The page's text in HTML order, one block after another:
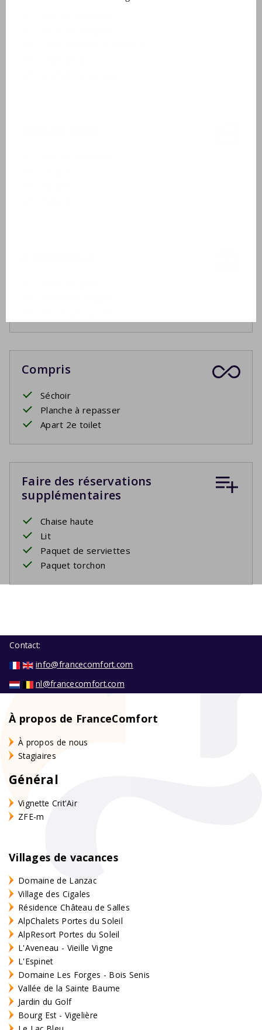
Compris
Séchoir
Planche à repasser
Apart 2e toilet
Faire des réservations
supplémentaires
Chaise haute
Lit
Paquet de serviettes
Paquet torchon
Contact:
info@francecomfort.com
nl@francecomfort.com
À propos de FranceComfort
À propos de nous
Stagiaires
Général
Vignette Crit'Air
ZFE-m
Villages de vacances
Domaine de Lanzac
Village des Cigales
Résidence Château de Salles
AlpChalets Portes du Soleil
AlpResort Portes du Soleil
L'Aveneau - Vieille Vigne
L'Espinet
Domaine Les Forges - Bois Senis
Vallée de la Sainte Baume
Jardin du Golf
Bourg Est - Vigelière